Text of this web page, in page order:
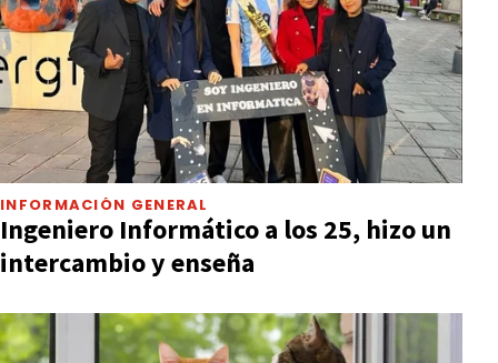
INFORMACIÓN GENERAL
Ingeniero Informático a los 25, hizo un
intercambio y enseña